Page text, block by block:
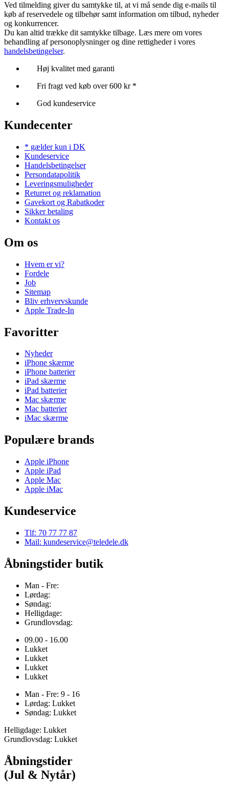
Ved tilmelding giver du samtykke til, at vi må sende dig e-mails til
køb af reservedele og tilbehør samt information om tilbud, nyheder
og konkurrencer.
Du kan altid trække dit samtykke tilbage. Læs mere om vores
behandling af personoplysninger og dine rettigheder i vores
handelsbetingelser.
Høj kvalitet med garanti
Fri fragt ved køb over 600 kr *
God kundeservice
Kundecenter
* gælder kun i DK
Kundeservice
Handelsbetingelser
Persondatapolitik
Leveringsmuligheder
Returret og reklamation
Gavekort og Rabatkoder
Sikker betaling
Kontakt os
Om os
Hvem er vi?
Fordele
Job
Sitemap
Bliv erhvervskunde
Apple Trade-In
Favoritter
Nyheder
iPhone skærme
iPhone batterier
iPad skærme
iPad batterier
Mac skærme
Mac batterier
iMac skærme
Populære brands
Apple iPhone
Apple iPad
Apple Mac
Apple iMac
Kundeservice
Tlf: 70 77 77 87
Mail: kundeservice@teledele.dk
Åbningstider butik
Man - Fre:
Lørdag:
Søndag:
Helligdage:
Grundlovsdag:
09.00 - 16.00
Lukket
Lukket
Lukket
Lukket
Man - Fre: 9 - 16
Lørdag: Lukket
Søndag: Lukket
Helligdage: Lukket
Grundlovsdag: Lukket
Åbningstider
(Jul & Nytår)